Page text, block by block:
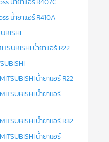
น้ำยาแอร์ R410A
น้ำยาแอร์ R22
น้ำยาแอร์ R22
น้ำยาแอร์
น้ำยาแอร์ R32
น้ำยาแอร์